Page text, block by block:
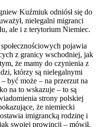
Kuźmiuk odniósł się do
nielegalni migranci
ale i z terytorium Niemiec.
pojawia
z granicy wschodniej, jak
że mamy do czynienia z
którzy są nielegalnymi
być może – na przerzut na
na to wskazuje – to są
strony polskiej
że niemiecki
imigrancką rodzinę i
swojej prowincji – mówił.